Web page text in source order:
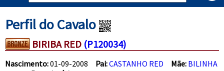
Perfil do Cavalo
BIRIBA RED (P120034)
Nascimento:01-09-2008 Pai:CASTANHO RED Mãe: BILINHA